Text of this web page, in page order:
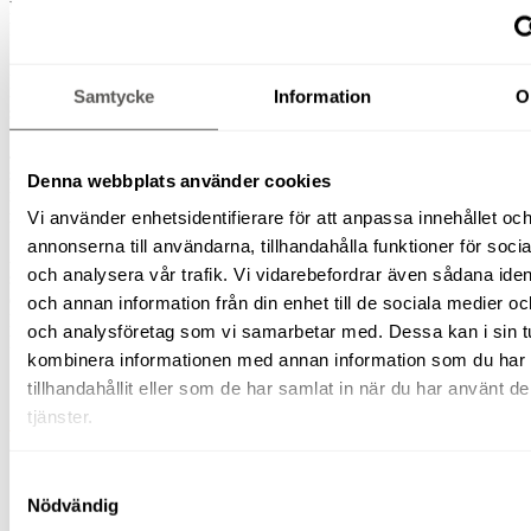
Samtycke Information
Denna webbplats använder cookies
Vi använder enhetsidentifierare för att anpassa innehållet och
annonserna till användarna, tillhandahålla funktioner för
och analysera vår trafik. Vi vidarebefordrar även sådana
och annan information från din enhet till de sociala medier
och analysföretag som vi samarbetar med. Dessa kan i sin
kombinera informationen med annan information som du har
tillhandahållit eller som de har samlat in när du har använt
tjänster.
Nödvändig
hydraulikfunktionen. I och med konstruktionen begränsas
inget mer än att underlaget är jämnt. Det viktiga är att hissens
stödben får ett stadigt och jämnt underlag.
större yta på arbetsplatsen. Exakt hur stor plats hissen tar upp på
marken avgörs av konstruktionens totala storlek och lyftkorgens
mått.
Även om hissmodellen tar upp lite större plats och inte har
samma höjdkapacitet som en kuggstångshiss, samt kan vara lite
otymplig att transportera till arbetsplatsen, har den sina fördelar.
Då den står på hjul är den enkelt att flytta under arbetets gång.
Den har också stor lyftkapacitet när det gäller lägre höjder.
SE VÅRA BYGGHISSAR HÄR